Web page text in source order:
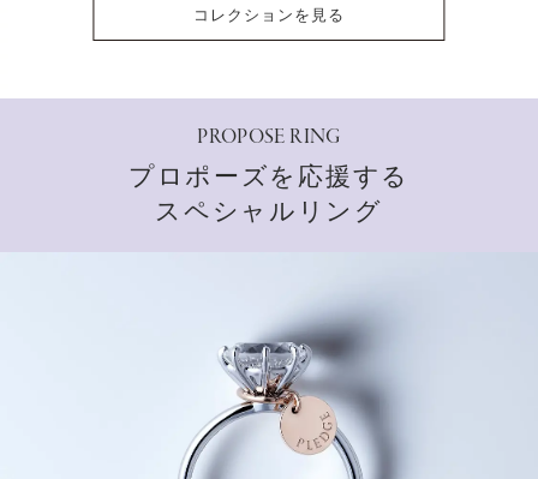
コレクションを見る
PROPOSE RING
プロポーズを応援する
スペシャルリング